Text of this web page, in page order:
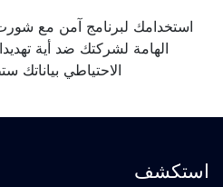
استخدامك لبرنامج آمن مع
الهامة لشركتك ضد أية
الاحتياطي
استكشف